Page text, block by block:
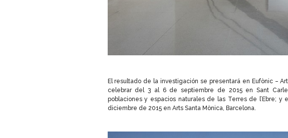
El resultado de la investigación se presentará en Eufònic –
celebrar del 3 al 6 de septiembre de 2015 en Sant
poblaciones y espacios naturales de las Terres de l’Ebre; y
diciembre de 2015 en Arts Santa Mònica, Barcelona.